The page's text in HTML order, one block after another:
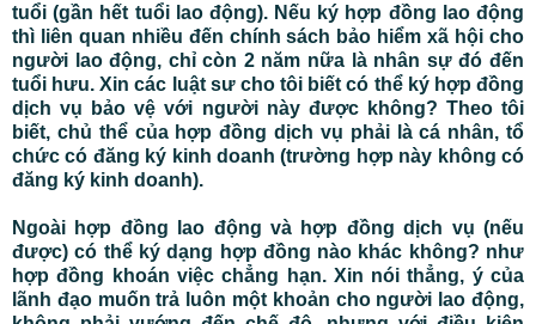
tuổi (gần hết tuổi lao động). Nếu ký hợp đồng lao động
thì liên quan nhiều đến chính sách bảo hiểm xã hội cho
người lao động, chỉ còn 2 năm nữa là nhân sự đó đến
tuổi hưu. Xin các luật sư cho tôi biết có thể ký hợp đồng
dịch vụ bảo vệ với người này được không? Theo tôi
biết, chủ thể của hợp đồng dịch vụ phải là cá nhân, tổ
chức có đăng ký kinh doanh (trường hợp này không có
đăng ký kinh doanh).
Ngoài hợp đồng lao động và hợp đồng dịch vụ (nếu
được) có thể ký dạng hợp đồng nào khác không? như
hợp đồng khoán việc chẳng hạn. Xin nói thẳng, ý của
lãnh đạo muốn trả luôn một khoản cho người lao động,